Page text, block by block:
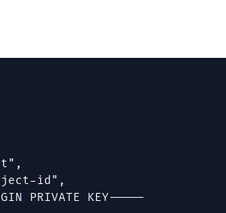
id",
PRIVATE KEY-----